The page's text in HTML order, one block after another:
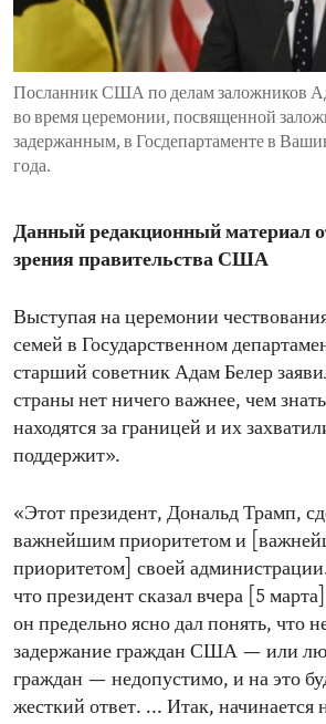
ENVIRONMENT AND HEALTH
IDEALS AND INSTITUTIONS
Посланник США по делам заложников
во время церемонии, посвященной
задержанным, в Госдепартаменте в
года.
Данный редакционный материал
зрения правительства США
Выступая на церемонии
семей в Государственном
старший советник Адам Белер
страны нет ничего важнее, чем
находятся за границей и их
поддержит».
«Этот президент, Дональд Трамп,
важнейшим приоритетом и
приоритетом] своей
что президент сказал вчера [5
он предельно ясно дал понять, что
задержание граждан США — или
граждан — недопустимо, и на это
жесткий ответ. ... Итак, начинается